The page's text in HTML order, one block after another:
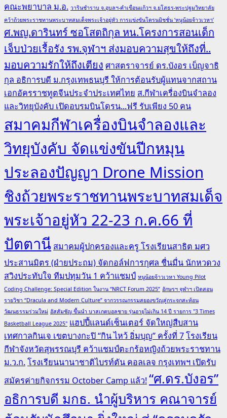
คณะพยาบาล ม.อ. วารินชำราบ จ.อุบลฯ-คำเขื่อนแก้วฯ จ.ยโสธร-พระปฐมวิทยาลัย
คว้าถ้วยพระราชทานพระบาทสมเด็จพระเจ้าอยู่หัว การแข่งขันโดรนมิชชั่น ‘หนูน้อยจ้าวเวหา’
ศ.พญ.ดารินทร์ ซอโสตถิกุล หน.โครงการสอนเด็ก
เจ็บป่วยเรื้อรัง รพ.จุฬาฯ ส่งมอบความสุขให้ถึงที่..
มอบความรักให้ถึงเตียง ศาสตราจารย์ ดร.บังอร เบ็ญจาธิ
กุล อธิการบดี ม.กรุงเทพธนบุรี ให้การต้อนรับผู้แทนจากสถาน
เอกอัครราชทูตจีนประจำประเทศไทย ส.กีฬาเครื่องบินจำลอง
และวิทยุบังคับ เปิดอบรมบินโดรน...ฟรี รับเพียง 50 คน
สมาคมกีฬาเครื่องบินจำลองและ
วิทยุบังคับ จัดแข่งขันปีกหมุน
ประลองปัญญา Drone Mission
ชิงถ้วยพระราชทานพระบาทสมเด็จ
พระเจ้าอยู่หัว 22-23 ก.ค.66 ที่
ปัตตานี สมาคมผู้ปกครองและครู โรงเรียนสาธิต มศว
ประสานมิตร (ฝ่ายประถม) จัดกอล์ฟการกุศล ชื่นมื่น นักหวดวง
สวิงประทับใจ ทีมปทุมวัน 1 คว้าแชมป์ หนูน้อยจ้าวเวหา Young Pilot
Coding Challenge: Special Edition ในงาน “NRCT Forum 2025” อักษรฯ จุฬาฯ เปิดสอน
รายวิชา “Dracula and Modern Culture” จากวรรณกรรมสยองขวัญสู่กระจกสะท้อน
วัฒนธรรมร่วมใหม่ อัสสัมชัญ ขึ้นนำ บาสเกตบอลชาย รุ่นอายุไม่เกิน 14 ปี รายการ "3 Times
Basketball League 2025" แฮปปี้แลนด์เซ็นเตอร์ จัดใหญ่สืบสาน
เทศกาลกินเจ เขตบางกะปิ “กิน ไหว้ อิ่มบุญ” ครั้งที่ 7โรงเรียน
กีฬาจังหวัดสุพรรณบุรี คว้าแชมป์ตะกร้อหญิงถ้วยพระราชทาน
ม.ว.ก.โรงเรียนนานาชาติไบรท์ตัน คอลเลจ กรุงเทพฯ เปิดรับ
สมัครค่ายกิจกรรม October Camp แล้ว!“ศ.ดร.บังอร”
อธิการบดี มกธ. นำผู้บริหาร คณาจารย์